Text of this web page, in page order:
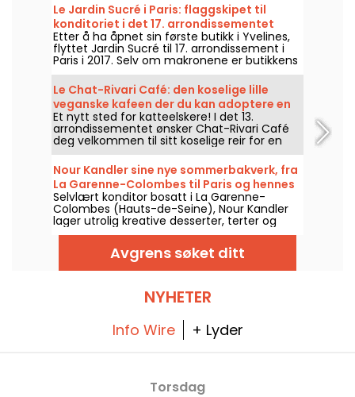
Le Jardin Sucré i Paris: flaggskipet til
konditoriet i det 17. arrondissementet
Etter å ha åpnet sin første butikk i Yvelines,
flyttet Jardin Sucré til 17. arrondissement i
Paris i 2017. Selv om makronene er butikkens
ubestridte stjerner, er også de andre
bakverkene verdt et besøk, som pistasj- og
appelsinblomstterte eller yuzu- og svart
sesamterte.
Le Chat-Rivari Café: den koselige lille
veganske kafeen der du kan adoptere en
katt i det 13. arrondissementet
Et nytt sted for katteelskere! I det 13.
arrondissementet ønsker Chat-Rivari Café
deg velkommen til sitt koselige reir for en
plantebasert gourmetmatbit, omgitt av
søte katter som du kan adoptere hvis du
forelsker deg i dem.
Nour Kandler sine nye sommerbakverk, fra
La Garenne-Colombes til Paris og hennes
verksteder
Selvlært konditor bosatt i La Garenne-
Colombes (Hauts-de-Seine), Nour Kandler
lager utrolig kreative desserter, terter og
flans, helt hjemmelaget, til skreddersydd
bestilling. Vi har testet hennes nye
sommerkolleksjon med frukt for sommeren
2026, og vi tar deg med på
Avgrens søket ditt
NYHETER
Info Wire + Lyder
Torsdag